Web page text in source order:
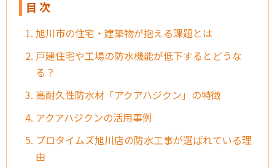
目 次
1. 旭川市の住宅・建築物が抱える課題とは
2. 戸建住宅や工場の防水機能が低下するとどうな
る？
3. 高耐久性防水材「アクアハジクン」の特徴
4. アクアハジクンの活用事例
5. プロタイムズ旭川店の防水工事が選ばれている理
由